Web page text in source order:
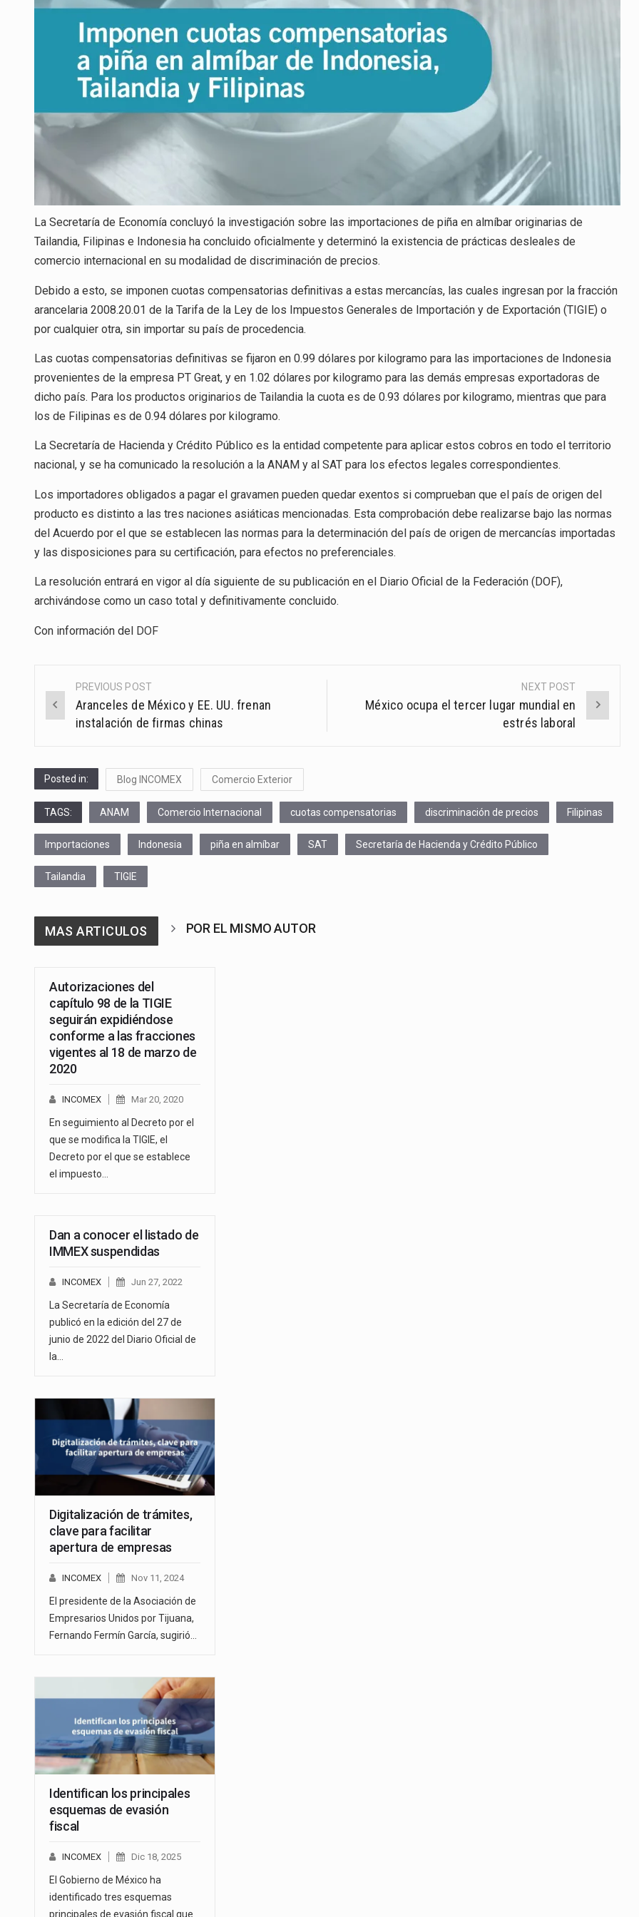
La Secretaría de Economía concluyó la investigación sobre las importaciones de piña en almíbar originarias de
Tailandia, Filipinas e Indonesia ha concluido oficialmente y determinó la existencia de prácticas desleales de
comercio internacional en su modalidad de discriminación de precios.
Debido a esto, se imponen cuotas compensatorias definitivas a estas mercancías, las cuales ingresan por la fracción
arancelaria 2008.20.01 de la Tarifa de la Ley de los Impuestos Generales de Importación y de Exportación (TIGIE) o
por cualquier otra, sin importar su país de procedencia.
Las cuotas compensatorias definitivas se fijaron en 0.99 dólares por kilogramo para las importaciones de Indonesia
provenientes de la empresa PT Great, y en 1.02 dólares por kilogramo para las demás empresas exportadoras de
dicho país. Para los productos originarios de Tailandia la cuota es de 0.93 dólares por kilogramo, mientras que para
los de Filipinas es de 0.94 dólares por kilogramo.
La Secretaría de Hacienda y Crédito Público es la entidad competente para aplicar estos cobros en todo el territorio
nacional, y se ha comunicado la resolución a la ANAM y al SAT para los efectos legales correspondientes.
Los importadores obligados a pagar el gravamen pueden quedar exentos si comprueban que el país de origen del
producto es distinto a las tres naciones asiáticas mencionadas. Esta comprobación debe realizarse bajo las normas
del Acuerdo por el que se establecen las normas para la determinación del país de origen de mercancías importadas
y las disposiciones para su certificación, para efectos no preferenciales.
La resolución entrará en vigor al día siguiente de su publicación en el Diario Oficial de la Federación (DOF),
archivándose como un caso total y definitivamente concluido.
Con información del DOF
Post
navigation
PREVIOUS POST
Aranceles de México y EE. UU. frenan
instalación de firmas chinas
NEXT POST
México ocupa el tercer lugar mundial en
estrés laboral
Posted in: Blog INCOMEX Comercio Exterior
TAGS: ANAM Comercio Internacional cuotas compensatorias discriminación de precios Filipinas
Importaciones Indonesia piña en almíbar SAT Secretaría de Hacienda y Crédito Público
Tailandia TIGIE
MAS ARTICULOS POR EL MISMO AUTOR
Autorizaciones del
capítulo 98 de la TIGIE
seguirán expidiéndose
conforme a las fracciones
vigentes al 18 de marzo de
2020
INCOMEX Mar 20, 2020
En seguimiento al Decreto por el
que se modifica la TIGIE, el
Decreto por el que se establece
el impuesto…
Dan a conocer el listado de
IMMEX suspendidas
INCOMEX Jun 27, 2022
La Secretaría de Economía
publicó en la edición del 27 de
junio de 2022 del Diario Oficial de
la…
Digitalización de trámites,
clave para facilitar
apertura de empresas
INCOMEX Nov 11, 2024
El presidente de la Asociación de
Empresarios Unidos por Tijuana,
Fernando Fermín García, sugirió…
Identifican los principales
esquemas de evasión
fiscal
INCOMEX Dic 18, 2025
El Gobierno de México ha
identificado tres esquemas
principales de evasión fiscal que